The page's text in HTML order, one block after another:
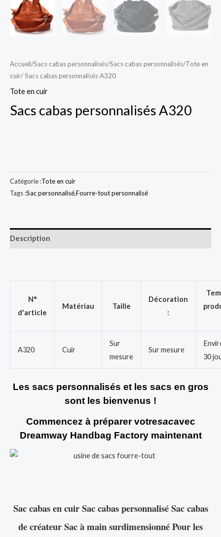
Accueil/Sacs cabas personnalisés/Sacs cabas personnalisés/Tote en
cuir/ Sacs cabas personnalisés A320
Tote en cuir
Sacs cabas personnalisés A320
Catégorie :Tote en cuir
Tags :Sac personnalisé,Fourre-tout personnalisé
Description
N°
d'article
Matériau Taille
Décoration
:
A320 Cuir
Sur
mesure
Sur mesure
30
Les sacs personnalisés et les sacs en gros
sont les bienvenus !
Commencez à préparer votresacavec
Dreamway Handbag Factory maintenant
Sac cabas en cuir Sac cabas personnalisé Sac cabas
de créateur Sac à main surdimensionné Pour les